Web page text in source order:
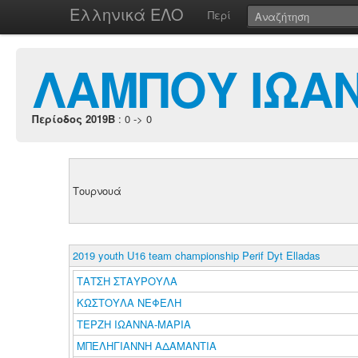
Ελληνικά ΕΛΟ Περί
ΛΑΜΠΟΥ
Περίοδος 2019B : 0 -> 0
Τουρνουά
2019 youth U16 team championship Perif Dyt Elladas
ΤΑΤΣΗ ΣΤΑΥΡΟΥΛΑ
ΚΩΣΤΟΥΛΑ ΝΕΦΕΛΗ
ΤΕΡΖΗ ΙΩΑΝΝΑ-ΜΑΡΙΑ
ΜΠΕΛΗΓΙΑΝΝΗ ΑΔΑΜΑΝΤΙΑ